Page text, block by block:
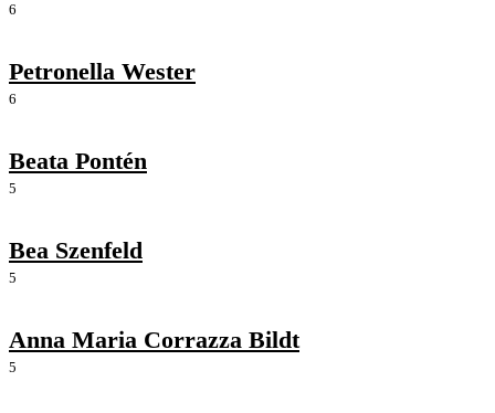
6
Petronella Wester
6
Beata Pontén
5
Bea Szenfeld
5
Anna Maria Corrazza Bildt
5